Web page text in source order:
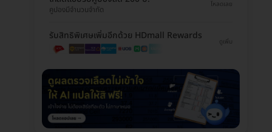
คูปองมีจำนวนจำกัด
โหลดเลย
รับสิทธิพิเศษเพิ่มอีกด้วย HDmall Rewards
ดูเพิ่ม